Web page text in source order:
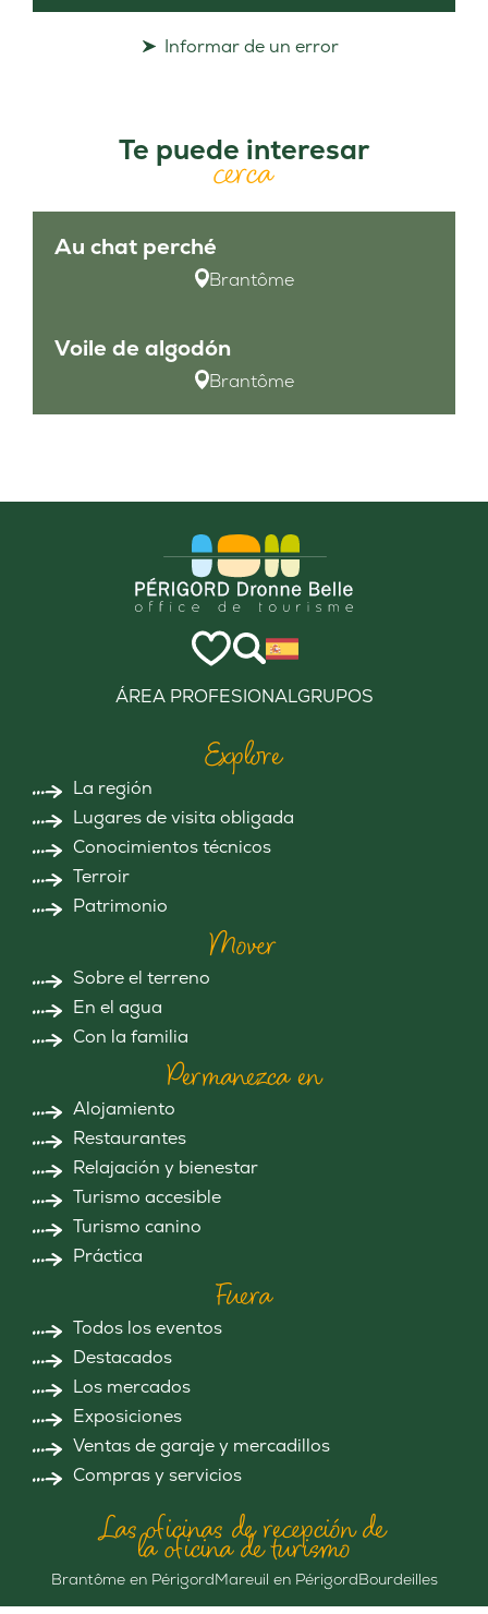
Informar de un error
Te puede interesar
cerca
Au chat perché
Brantôme
Voile de algodón
Brantôme
ÁREA PROFESIONALGRUPOS
Explore
La región
Lugares de visita obligada
Conocimientos técnicos
Terroir
Patrimonio
Mover
Sobre el terreno
En el agua
Con la familia
Permanezca en
Alojamiento
Restaurantes
Relajación y bienestar
Turismo accesible
Turismo canino
Práctica
Fuera
Todos los eventos
Destacados
Los mercados
Exposiciones
Ventas de garaje y mercadillos
Compras y servicios
Las oficinas de recepción de
la oficina de turismo
Brantôme en PérigordMareuil en PérigordBourdeilles